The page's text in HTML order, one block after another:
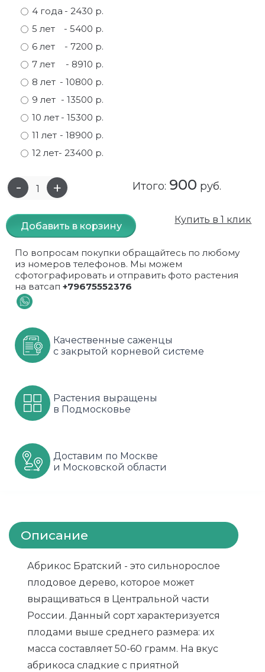
Самшит
Сирень
Форзиция
Шиповник декоративный красный
Шиповник декоративный, белый
Юкка
Малиновое дерево
Миндаль
Облепиха высокорослая
Облепиха высокорослая, раскидистая
Орех (Фундук)
Персики
Сливы
Черемуховое дерева
Черешни
Шарафуга
Яблони
Кизил
Крыжовник
На штамбе
Оптом
От производителя
Рябина красная
Рябина черноплодная
Смородина
Черника
Шиповник
Мускусные
Оранжевые розы
Пионовидные
Почвопокровные
разноцветные
Розовые розы
Розы фиолетовые
Сиреневые
Флорибунда
Чайно гибридные
Шрабы
Штамбовые
4 года - 2430 р.
5 лет
- 5400 р.
6 лет
- 7200 р.
7 лет
- 8910 р.
8 лет - 10800 р.
9 лет - 13500 р.
10 лет - 15300 р.
11 лет - 18900 р.
12 лет- 23400 р.
Итого: 900 руб.
Добавить в корзину
Купить в 1 клик
По вопросам покупки обращайтесь по любому
из номеров телефонов. Мы можем
сфотографировать и отправить фото растения
на ватсап +79675552376
Качественные саженцы
с закрытой корневой системе
Растения выращены
в Подмосковье
Доставим по Москве
и Московской области
Описание
Абрикос Братский - это сильнорослое
плодовое дерево, которое может
выращиваться в Центральной части
России. Данный сорт характеризуется
плодами выше среднего размера: их
масса составляет 50-60 грамм. На вкус
абрикоса сладкие с приятной